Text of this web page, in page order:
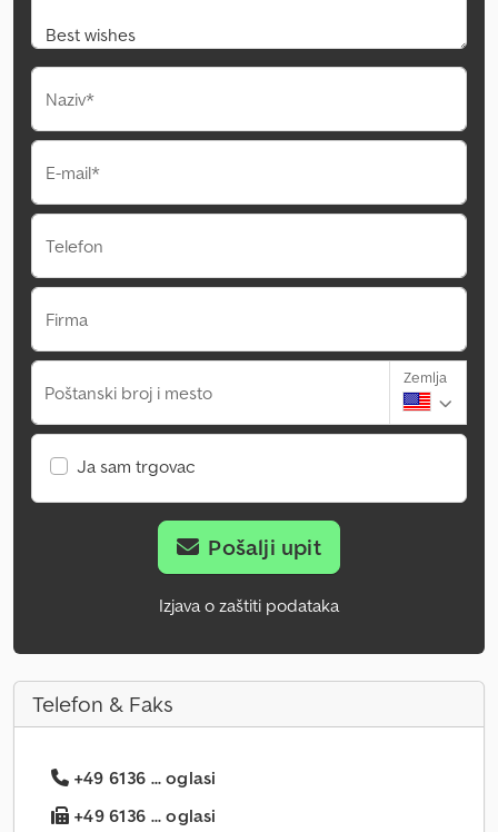
Naziv*
E-mail*
Telefon
Firma
Poštanski broj i mesto
Zemlja
Ja sam trgovac
Pošalji upit
Izjava o zaštiti podataka
Telefon & Faks
+49 6136 ... oglasi
+49 6136 ... oglasi